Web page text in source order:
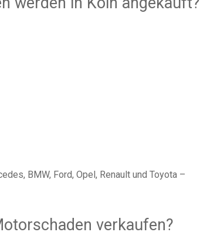
BMW, Ford, Opel, Renault und Toyota –
verkaufen?